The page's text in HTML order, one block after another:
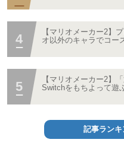
【マリオメーカー2】
オ以外のキャラでコー
【マリオメーカー2】
Switchをもちよって遊
記事ラン